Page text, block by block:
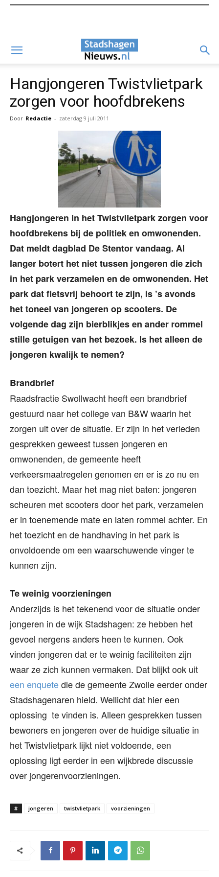
Hangjongeren Twistvlietpark
zorgen voor hoofdbrekens
Door Redactie - zaterdag 9 juli 2011
Hangjongeren in het Twistvlietpark zorgen voor
hoofdbrekens bij de politiek en omwonenden.
Dat meldt dagblad De Stentor vandaag. Al
langer botert het niet tussen jongeren die zich
in het park verzamelen en de omwonenden. Het
park dat fietsvrij behoort te zijn, is ’s avonds
het toneel van jongeren op scooters. De
volgende dag zijn bierblikjes en ander rommel
stille getuigen van het bezoek. Is het alleen de
jongeren kwalijk te nemen?
Brandbrief
Raadsfractie Swollwacht heeft een brandbrief
gestuurd naar het college van B&W waarin het
zorgen uit over de situatie. Er zijn in het verleden
gesprekken geweest tussen jongeren en
omwonenden, de gemeente heeft
verkeersmaatregelen genomen en er is zo nu en
dan toezicht. Maar het mag niet baten: jongeren
scheuren met scooters door het park, verzamelen
er in toenemende mate en laten rommel achter. En
het toezicht en de handhaving in het park is
onvoldoende om een waarschuwende vinger te
kunnen zijn.
Te weinig voorzieningen
Anderzijds is het tekenend voor de situatie onder
jongeren in de wijk Stadshagen: ze hebben het
gevoel nergens anders heen te kunnen. Ook
vinden jongeren dat er te weinig faciliteiten zijn
waar ze zich kunnen vermaken. Dat blijkt ook uit
een enquetedie de gemeente Zwolle eerder onder
Stadshagenaren hield. Wellicht dat hier een
oplossing te vinden is. Alleen gesprekken tussen
bewoners en jongeren over de huidige situatie in
het Twistvlietpark lijkt niet voldoende, een
oplossing ligt eerder in een wijkbrede discussie
over jongerenvoorzieningen.
# jongeren twistvlietpark voorzieningen